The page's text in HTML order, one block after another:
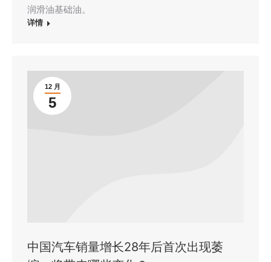
润滑油基础油。
详情
12 月
5
中国汽车销量增长28年后首次出现萎